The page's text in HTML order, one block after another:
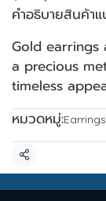
คำอธิบายสินค้า
Gold
a precious
timeless
หมวดหมู่:Earrings
แชร์